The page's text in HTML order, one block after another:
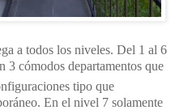
a todos los niveles. Del 1 al 6
3 cómodos departamentos que
tipo que
En el nivel 7 solamente